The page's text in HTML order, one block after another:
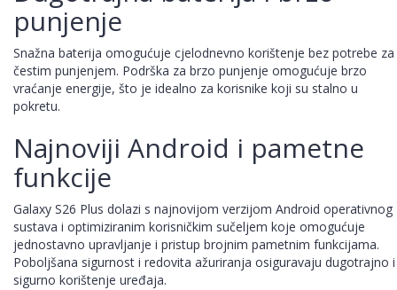
punjenje
Snažna baterija omogućuje cjelodnevno korištenje bez potrebe za
čestim punjenjem. Podrška za brzo punjenje omogućuje brzo
vraćanje energije, što je idealno za korisnike koji su stalno u
pokretu.
Najnoviji Android i pametne
funkcije
Galaxy S26 Plus dolazi s najnovijom verzijom Android operativnog
sustava i optimiziranim korisničkim sučeljem koje omogućuje
jednostavno upravljanje i pristup brojnim pametnim funkcijama.
Poboljšana sigurnost i redovita ažuriranja osiguravaju dugotrajno i
sigurno korištenje uređaja.